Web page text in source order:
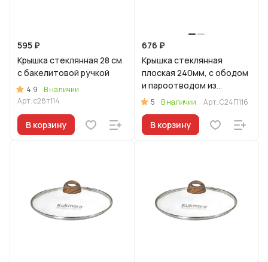
595 ₽
Крышка стеклянная 28 см
с бакелитовой ручкой
4.9
В наличии
Арт.с28т114
В корзину
676 ₽
Крышка стеклянная
плоская 240мм, с ободом
и пароотводом из
силикона и бакелитовой
ручкой софт-тач цв
5 В наличии Арт.С24П116
В корзину